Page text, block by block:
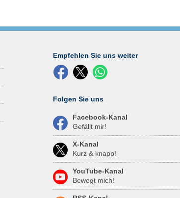
Empfehlen Sie uns weiter
Folgen Sie uns
Facebook-Kanal
Gefällt mir!
X-Kanal
Kurz & knapp!
YouTube-Kanal
Bewegt mich!